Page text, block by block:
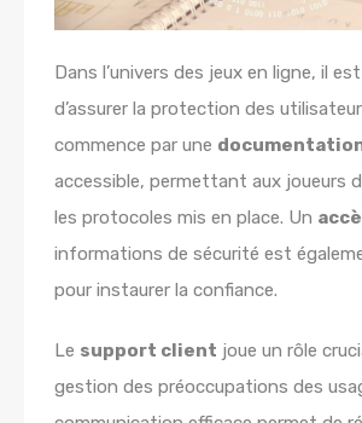
Dans l’univers des jeux en ligne, il
d’assurer la protection des
commence par une
accessible, permettant aux joueurs
les protocoles mis en place. Un
informations de sécurité est
pour instaurer la confiance.
Le support client joue un rôle
gestion des préoccupations des